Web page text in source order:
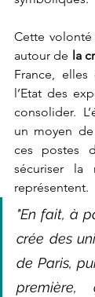
Cette
autour de la
France,
l’Etat des
consolider.
un moyen
ces postes
sécuriser la
représentent.
"En fait, à
crée des
de Paris,
première,